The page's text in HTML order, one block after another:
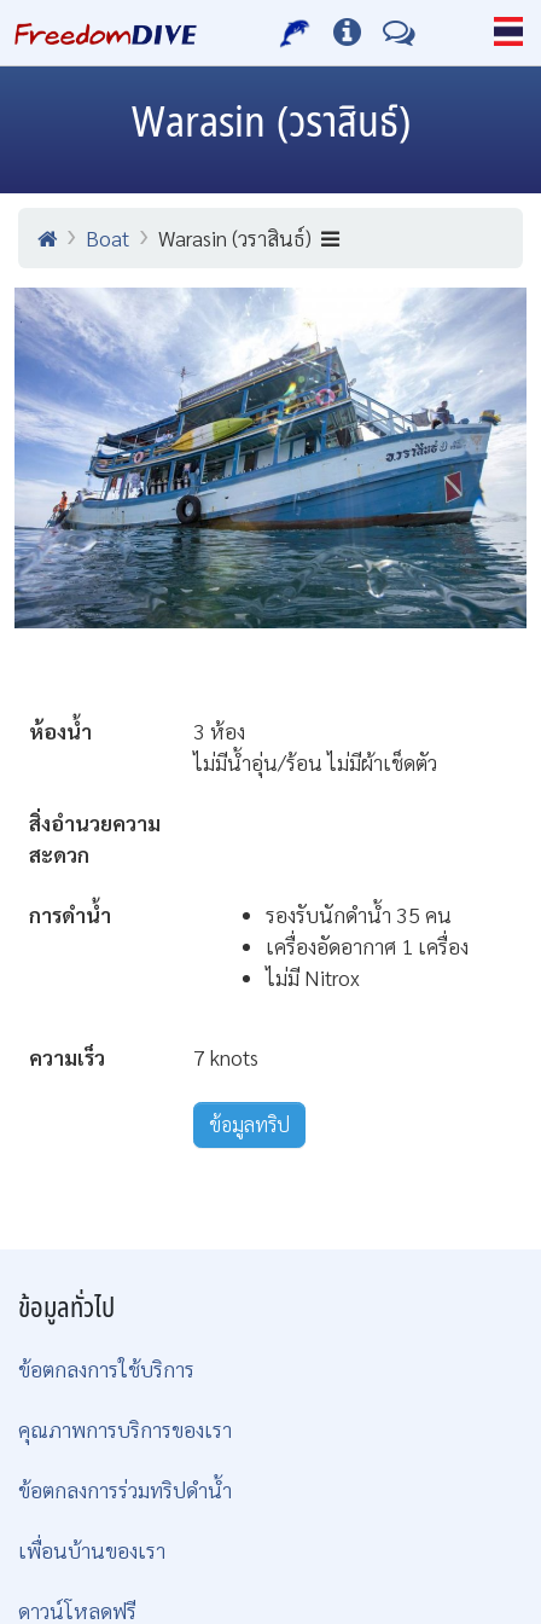
Warasin (วราสินธ์)
Boat Warasin (วราสินธ์)
ห้องน้ำ
3 ห้อง
ไม่มีน้ำอุ่น/ร้อน ไม่มีผ้าเช็ดตัว
สิ่งอำนวยความ
สะดวก
การดำน้ำ
รองรับนักดำน้ำ 35 คน
เครื่องอัดอากาศ 1 เครื่อง
ไม่มี Nitrox
ความเร็ว 7 knots
ข้อมูลทริป
ข้อมูลทั่วไป
ข้อตกลงการใช้บริการ
คุณภาพการบริการของเรา
ข้อตกลงการร่วมทริปดำน้ำ
เพื่อนบ้านของเรา
ดาวน์โหลดฟรี